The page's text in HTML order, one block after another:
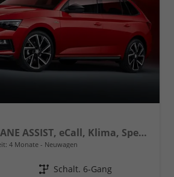
Extra FRONT+LANE ASSIST, eCall, Klima, Speedlimiter, Parksensoren hinten, ISOFIX, Full LED vorn, uvm.
4 Monate Neuwagen
Getriebe Schalt. 6-Gang